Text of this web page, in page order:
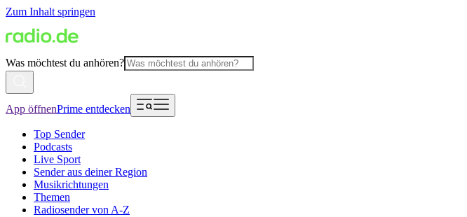
Zum Inhalt springen
Was möchtest du anhören?
App öffnenPrime entdecken
Top Sender
Podcasts
Live Sport
Sender aus deiner Region
Musikrichtungen
Themen
Radiosender von A-Z